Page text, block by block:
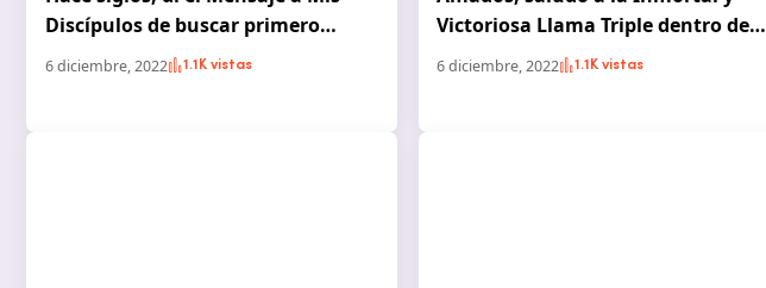
Discípulos de buscar primero…
6 diciembre, 2022 1.1K vistas
Victoriosa Llama Triple dentro de…
6 diciembre, 2022 1.1K vistas